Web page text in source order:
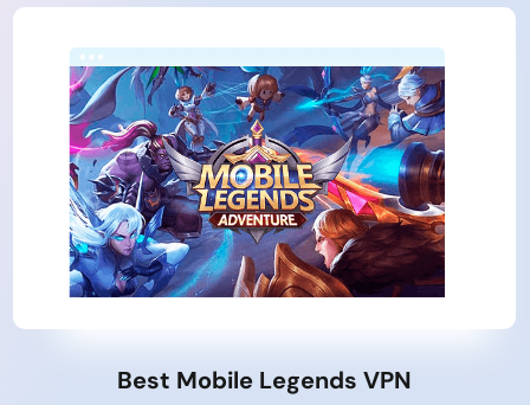
Best Mobile Legends VPN